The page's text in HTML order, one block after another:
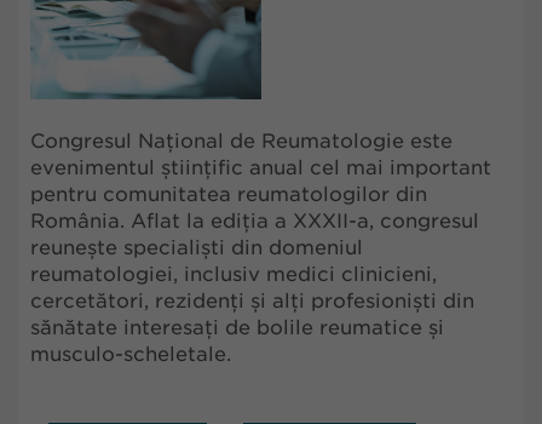
Congresul Național de Reumatologie este
evenimentul științific anual cel mai important
pentru comunitatea reumatologilor din
România. Aflat la ediția a XXXII-a, congresul
reunește specialiști din domeniul
reumatologiei, inclusiv medici clinicieni,
cercetători, rezidenți și alți profesioniști din
sănătate interesați de bolile reumatice și
musculo-scheletale.